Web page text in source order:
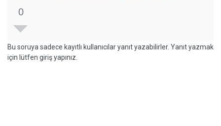
0
Bu soruya sadece kayıtlı kullanıcılar yanıt yazabilirler. Yanıt yazmak
için lütfen giriş yapınız.